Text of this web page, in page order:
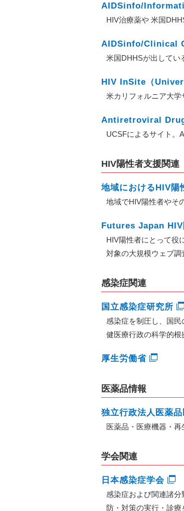
AIDSinfo/
HIV治療薬や 米国
AIDSinfo/Clinical
米国DHHSが出してい
HIV InSite（
米カリフォルニア大学
Antiretroviral Drug
UCSFによるサイト。
HIV陽性者支援関連
地域におけるHIV陽
地域でHIV陽性者やそ
Futures Japan HIV
HIV陽性者にとって役
対象の大規模ウェブ調
感染症関連
国立感染症研究所
感染症を制圧し、国
健医療行政の科学的根
厚生労働省
医薬品情報
独立行政法人医薬
医薬品・医療機器・再
学会関連
日本感染症学会
感染症および関連諸
防・対策の実行・診